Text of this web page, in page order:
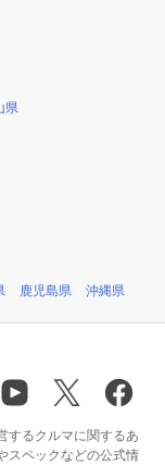
県
鹿児島県 沖縄県
するクルマに関するあ
スペックなどの公式情